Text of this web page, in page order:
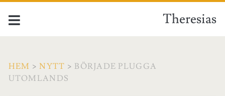
Theresias
HEM >NYTT > BÖRJADE PLUGGA
UTOMLANDS